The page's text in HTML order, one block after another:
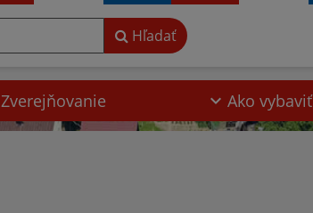
Hľadať
Zverejňovanie Ako vybaviť